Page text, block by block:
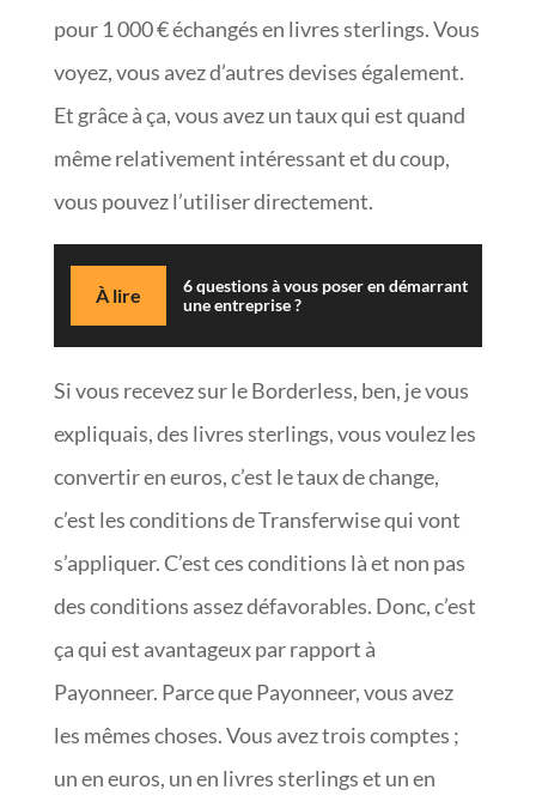
pour 1 000 € échangés en livres sterlings. Vous
voyez, vous avez d’autres devises également.
Et grâce à ça, vous avez un taux qui est quand
même relativement intéressant et du coup,
vous pouvez l’utiliser directement.
À lire
6 questions à vous poser en démarrant
une entreprise ?
Si vous recevez sur le Borderless, ben, je vous
expliquais, des livres sterlings, vous voulez les
convertir en euros, c’est le taux de change,
c’est les conditions de Transferwise qui vont
s’appliquer. C’est ces conditions là et non pas
des conditions assez défavorables. Donc, c’est
ça qui est avantageux par rapport à
Payonneer. Parce que Payonneer, vous avez
les mêmes choses. Vous avez trois comptes ;
un en euros, un en livres sterlings et un en